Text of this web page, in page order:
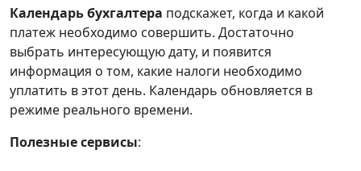
Календарьбухгалтера подскажет, когда и какой
платеж необходимо совершить. Достаточно
выбрать интересующую дату, и появится
информация о том, какие налоги необходимо
уплатить в этот день. Календарь обновляется в
режиме реального времени.
Полезные сервисы: